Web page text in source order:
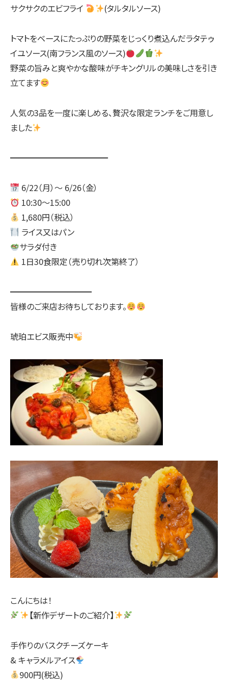
サクサクのエビフライ
(タルタルソース)
トマトをベースにたっぷりの野菜をじっくり煮込んだラタテゥ
イユソース(南フランス風のソース)
野菜の旨みと爽やかな酸味がチキングリルの美味しさを引き
立てます
人気の3品を一度に楽しめる、贅沢な限定ランチをご用意し
ました
━━━━━━━━━━━━
6/22（月）〜 6/26（金）
10:30〜15:00
1,680円（税込）
ライス又はパン
サラダ付き
1日30食限定（売り切れ次第終了）
━━━━━━━━━━
皆様のご来店お待ちしております。
琥珀エビス販売中
こんにちは！
【新作デザートのご紹介】
手作りのバスクチーズケーキ
& キャラメルアイス
900円(税込)